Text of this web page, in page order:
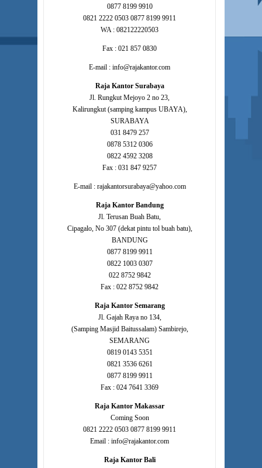
0877 8199 9910
0821 2222 0503 0877 8199 9911
WA : 082122220503
Fax : 021 857 0830
E-mail : info@rajakantor.com
Raja Kantor Surabaya
Jl. Rungkut Mejoyo 2 no 23,
Kalirungkut (samping kampus UBAYA),
SURABAYA
031 8479 257
0878 5312 0306
0822 4592 3208
Fax : 031 847 9257
E-mail : rajakantorsurabaya@yahoo.com
Raja Kantor Bandung
Jl. Terusan Buah Batu,
Cipagalo, No 307 (dekat pintu tol buah batu),
BANDUNG
0877 8199 9911
0822 1003 0307
022 8752 9842
Fax : 022 8752 9842
Raja Kantor Semarang
Jl. Gajah Raya no 134,
(Samping Masjid Baitussalam) Sambirejo,
SEMARANG
0819 0143 5351
0821 3536 6261
0877 8199 9911
Fax : 024 7641 3369
Raja Kantor Makassar
Coming Soon
0821 2222 0503 0877 8199 9911
Email : info@rajakantor.com
Raja Kantor Bali